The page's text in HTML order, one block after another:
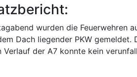
wurden die Feuerwehren
Dach liegender PKW gemeldet.
Verlauf der A7 konnte kein